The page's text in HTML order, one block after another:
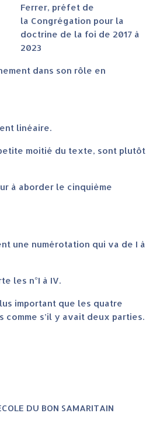
Ferrer, préfet de
la Congrégation pour la
doctrine de la foi de 2017 à
2023
dans son rôle en
linéaire.
moitié du texte, sont plutôt
à aborder le cinquième
une numérotation qui va de I à
les n°I à IV.
important que les quatre
comme s’il y avait deux parties.
DU BON SAMARITAIN